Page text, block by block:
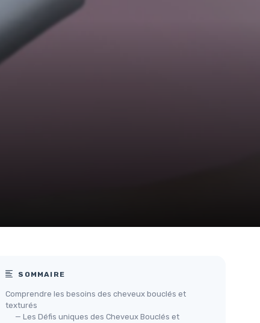
SOMMAIRE
Comprendre les besoins des cheveux bouclés et
texturés
— Les Défis uniques des Cheveux Bouclés et